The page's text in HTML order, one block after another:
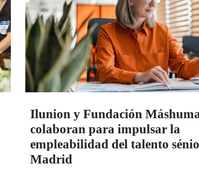
Ilunion y Fundación
colaboran para impulsar la
empleabilidad del talento
Madrid